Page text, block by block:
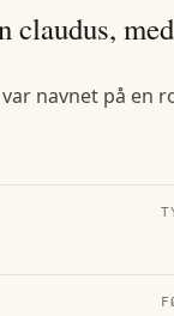
navnet på